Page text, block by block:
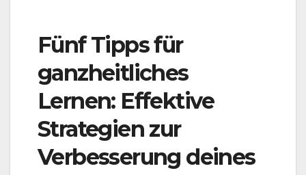
Fünf Tipps für
ganzheitliches
Lernen: Effektive
Strategien zur
Verbesserung deines